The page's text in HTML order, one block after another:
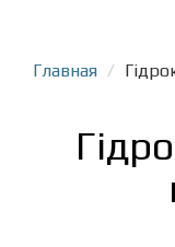
Главная